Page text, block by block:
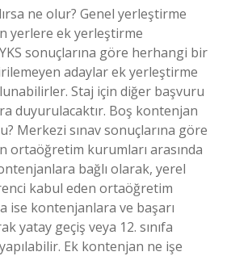
ne olur? Genel yerleştirme
yerlere ek yerleştirme
sonuçlarına göre herhangi bir
adaylar ek yerleştirme
Staj için diğer başvuru
duyurulacaktır. Boş kontenjan
Merkezi sınav sonuçlarına göre
ortaöğretim kurumları arasında
bağlı olarak, yerel
kabul eden ortaöğretim
ise kontenjanlara ve başarı
yatay geçiş veya 12. sınıfa
Ek kontenjan ne işe